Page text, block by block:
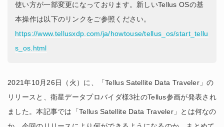
使い方が一部変更になっております。新しいTellus OSの基
本操作は以下のリンクをご参照ください。
https://www.tellusxdp.com/ja/howtouse/tellus_os/start_tellu
s_os.html
2021年10月26日（火）に、「Tellus Satellite Data Traveler」の
リリースと、衛星データプロバイダ様3社のTellus参画が発表され
ました。本記事では「Tellus Satellite Data Traveler」とは何なの